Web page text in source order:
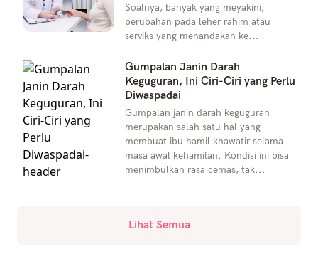
Soalnya, banyak yang meyakini,
perubahan pada leher rahim atau
serviks yang menandakan ke...
Gumpalan Janin Darah
Keguguran, Ini Ciri-Ciri yang Perlu
Diwaspadai
Gumpalan janin darah keguguran
merupakan salah satu hal yang
membuat ibu hamil khawatir selama
masa awal kehamilan. Kondisi ini bisa
menimbulkan rasa cemas, tak...
Lihat Semua